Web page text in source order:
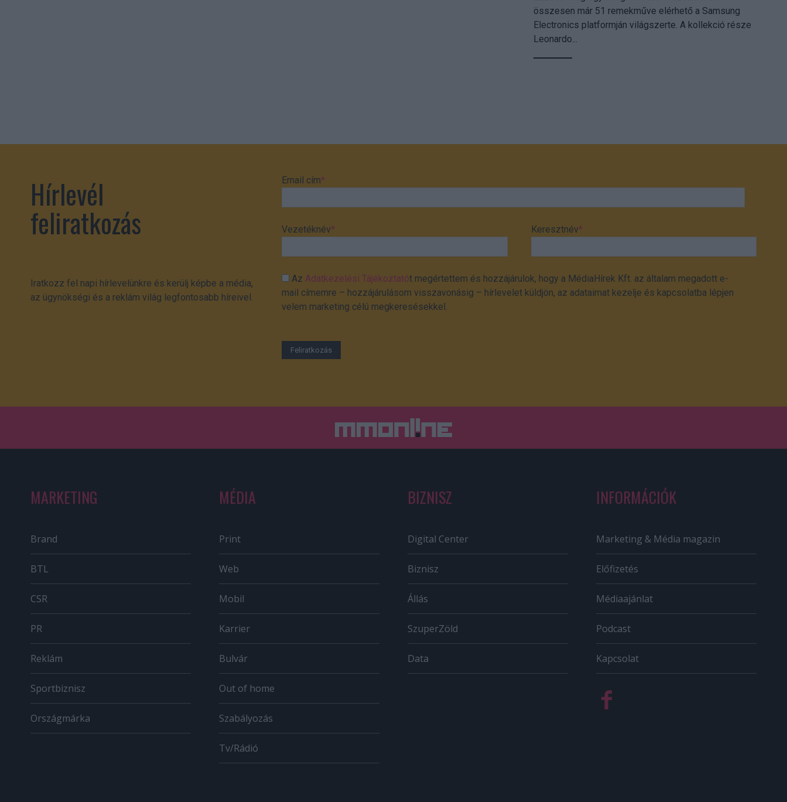
összesen már 51 remekműve elérhető a Samsung
Electronics platformján világszerte. A kollekció része
Leonardo...
Hírlevél
feliratkozás
Iratkozz fel napi hírlevelünkre és kerülj képbe a média,
az ügynökségi és a reklám világ legfontosabb híreivel.
Email cím*
Vezetéknév* Keresztnév*
AzAdatkezelési Tájékoztatót megértettem és hozzájárulok, hogy a MédiaHírek Kft. az általam megadott e-
mail címemre – hozzájárulásom visszavonásig – hírlevelet küldjön, az adataimat kezelje és kapcsolatba lépjen
velem marketing célú megkeresésekkel.
MARKETING
Brand
BTL
CSR
PR
Reklám
Sportbiznisz
Országmárka
MÉDIA
Print
Web
Mobil
Karrier
Bulvár
Out of home
Szabályozás
Tv/Rádió
BIZNISZ
Digital Center
Biznisz
Állás
SzuperZöld
Data
INFORMÁCIÓK
Marketing & Média magazin
Előfizetés
Médiaajánlat
Podcast
Kapcsolat